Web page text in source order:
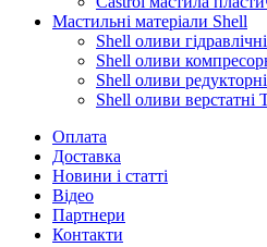
Мастильні матеріали Shell
Shell оливи
Shell оливи
Shell оливи
Shell оливи верстатні
Оплата
Доставка
Новини і статті
Відео
Партнери
Контакти